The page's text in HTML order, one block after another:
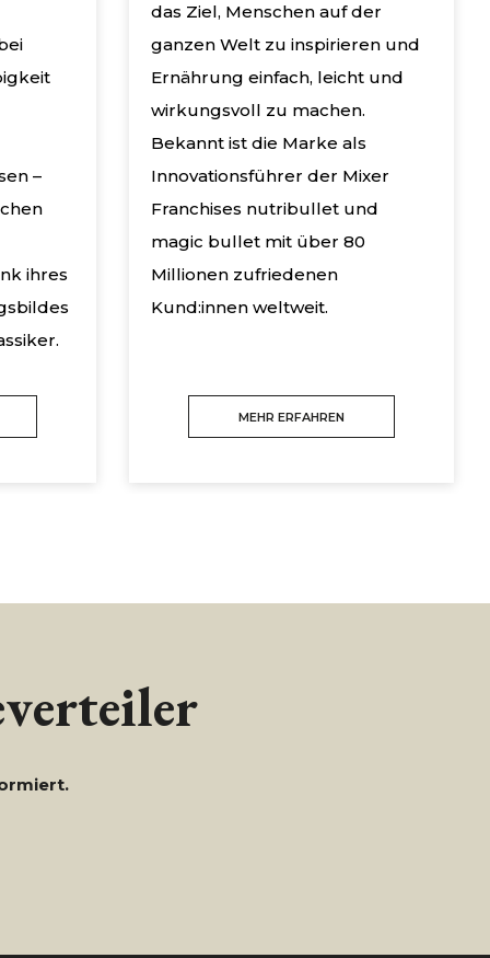
–
ihres
das Ziel, Menschen auf der
ganzen Welt zu inspirieren und
Ernährung einfach, leicht und
wirkungsvoll zu machen.
Bekannt ist die Marke als
Innovationsführer der Mixer
Franchises nutribullet und
magic bullet mit über 80
Millionen zufriedenen
Kund:innen weltweit.
MEHR ERFAHREN